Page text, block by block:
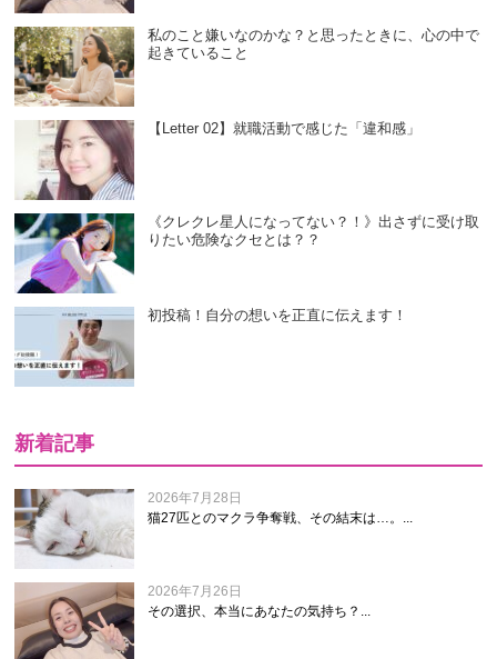
私のこと嫌いなのかな？と思ったときに、心の中で
起きていること
【Letter 02】就職活動で感じた「違和感」
《クレクレ星人になってない？！》出さずに受け取
りたい危険なクセとは？？
初投稿！自分の想いを正直に伝えます！
新着記事
2026年7月28日
猫27匹とのマクラ争奪戦、その結末は…。...
2026年7月26日
その選択、本当にあなたの気持ち？...